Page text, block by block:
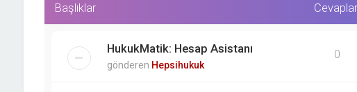
Başlıklar Cevaplar
HukukMatik: Hesap Asistanı
gönderen Hepsihukuk
0